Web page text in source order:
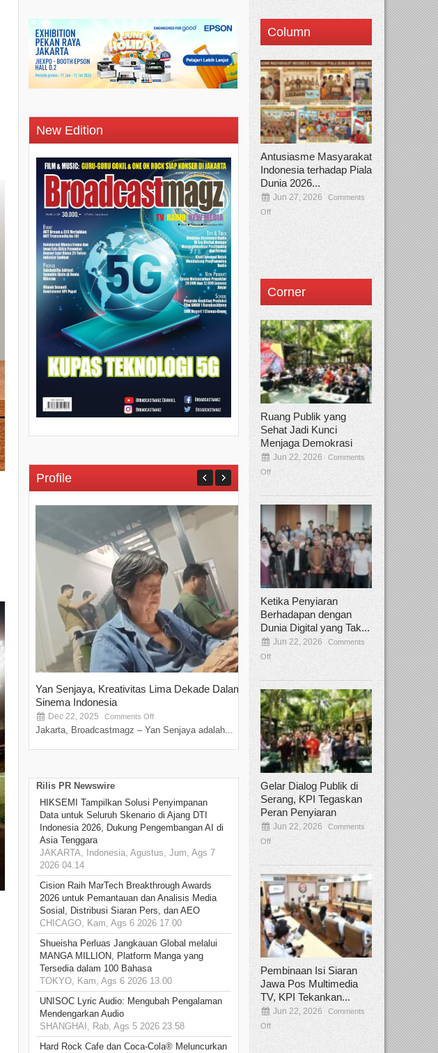
New Edition
Profile
Yan Senjaya, Kreativitas Lima Dekade Dalam
Sinema Indonesia
Dec 22, 2025 Comments Off
Jakarta, Broadcastmagz – Yan Senjaya adalah...
Tamee Irelly Menjadi Juri Open
Film Terbaru...
Sep 08, 2025 Comments Off
Bekasi, Broadcastmagz – Dalam upaya
talenta...
Rilis PR Newswire
HIKSEMI Tampilkan Solusi Penyimpanan
Data untuk Seluruh Skenario di Ajang DTI
Indonesia 2026, Dukung Pengembangan AI di
Asia Tenggara
JAKARTA, Indonesia, Agustus, Jum, Ags 7
2026 04.14
Cision Raih MarTech Breakthrough Awards
2026 untuk Pemantauan dan Analisis Media
Sosial, Distribusi Siaran Pers, dan AEO
CHICAGO, Kam, Ags 6 2026 17.00
Shueisha Perluas Jangkauan Global melalui
MANGA MILLION, Platform Manga yang
Tersedia dalam 100 Bahasa
TOKYO, Kam, Ags 6 2026 13.00
UNISOC Lyric Audio: Mengubah Pengalaman
Mendengarkan Audio
SHANGHAI, Rab, Ags 5 2026 23.58
Hard Rock Cafe dan Coca-Cola® Meluncurkan
Column
Antusiasme Masyarakat
Indonesia terhadap Piala
Dunia 2026...
Jun 27, 2026
Comments
Off
Corner
Ruang Publik yang
Sehat Jadi Kunci
Menjaga Demokrasi
Jun 22, 2026
Comments
Off
Ketika Penyiaran
Berhadapan dengan
Dunia Digital yang Tak...
Jun 22, 2026
Comments
Off
Gelar Dialog Publik di
Serang, KPI Tegaskan
Peran Penyiaran
Jun 22, 2026
Comments
Off
Pembinaan Isi Siaran
Jawa Pos Multimedia
TV, KPI Tekankan...
Jun 22, 2026
Comments
Off